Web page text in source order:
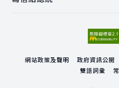
網站政策及聲明 政府資訊公開
雙語詞彙